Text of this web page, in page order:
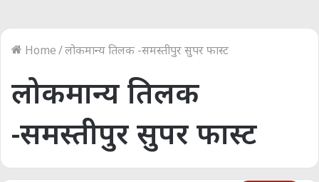
Home/लोकमान्य तिलक -समस्तीपुर सुपर फास्ट
लोकमान्य तिलक
-समस्तीपुर सुपर फास्ट